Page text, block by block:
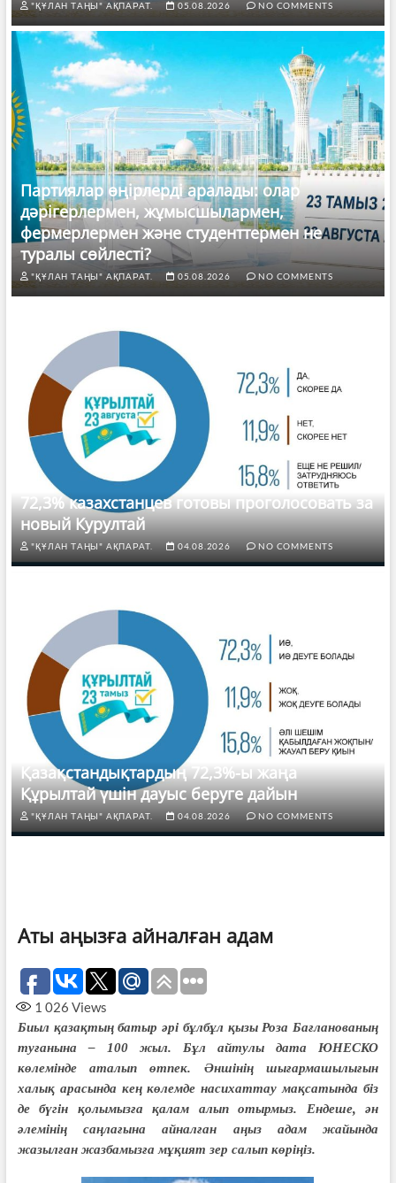
"ҚҰЛАН ТАҢЫ" АҚПАРАТ. 05.08.2026 NO COMMENTS
Партиялар өңірлерді аралады: олар
дәрігерлермен, жұмысшылармен,
фермерлермен және студенттермен не
туралы сөйлесті?
"ҚҰЛАН ТАҢЫ" АҚПАРАТ. 05.08.2026 NO COMMENTS
72,3% казахстанцев готовы проголосовать за
новый Курултай
"ҚҰЛАН ТАҢЫ" АҚПАРАТ. 04.08.2026 NO COMMENTS
Қазақстандықтардың 72,3%-ы жаңа
Құрылтай үшін дауыс беруге дайын
"ҚҰЛАН ТАҢЫ" АҚПАРАТ. 04.08.2026 NO COMMENTS
Аты аңызға айналған адам
1 026 Views
Биыл қазақтың батыр әрі бұлбұл қызы Роза Бағланованың
туғанына – 100 жыл. Бұл айтулы дата ЮНЕСКО
көлемінде аталып өтпек. Әншінің шығармашылығын
халық арасында кең көлемде насихаттау мақсатында біз
де бүгін қолымызға қалам алып отырмыз. Ендеше, ән
әлемінің саңлағына айналған аңыз адам жайында
жазылған жазбамызға мұқият зер салып көріңіз.